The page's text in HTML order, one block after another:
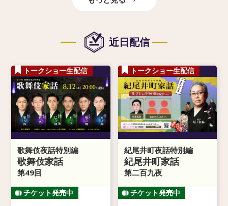
近日配信
トークショー生配信
歌舞伎夜話特別編
歌舞伎家話
第49回
トークショー生配信
紀尾井町夜話特別編
紀尾井町家話
第二百九夜